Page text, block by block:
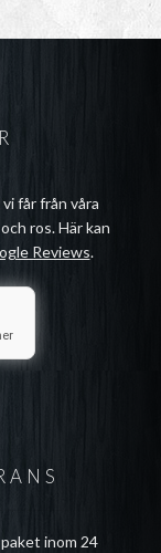
inom 24
får från våra
ros. Här kan
Reviews.